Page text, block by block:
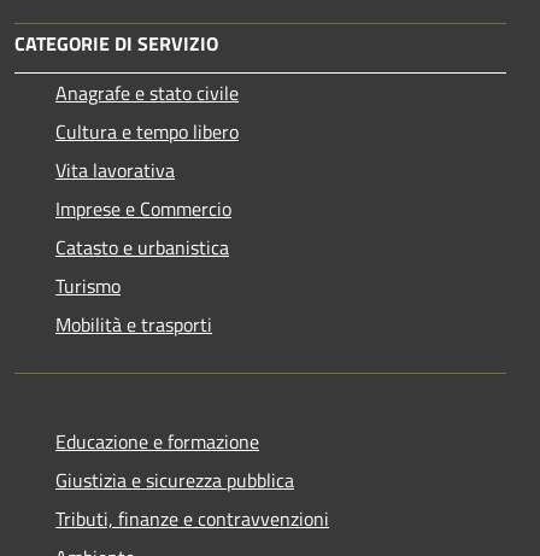
CATEGORIE DI SERVIZIO
Anagrafe e stato civile
Cultura e tempo libero
Vita lavorativa
Imprese e Commercio
Catasto e urbanistica
Turismo
Mobilità e trasporti
Educazione e formazione
Giustizia e sicurezza pubblica
Tributi, finanze e contravvenzioni